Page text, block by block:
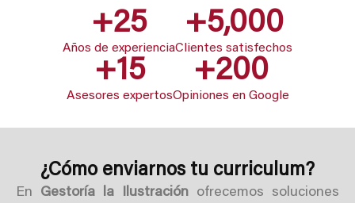
Años de experiencia
+25
Clientes satisfechos
+5,000
Asesores expertos
+15
Opiniones en Google
+200
¿Cómo enviarnos tu curriculum?
En Gestoría la Ilustración ofrecemos soluciones